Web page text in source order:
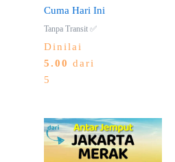
Cuma Hari Ini
Tanpa Transit ✅
Dinilai
5.00 dari
5